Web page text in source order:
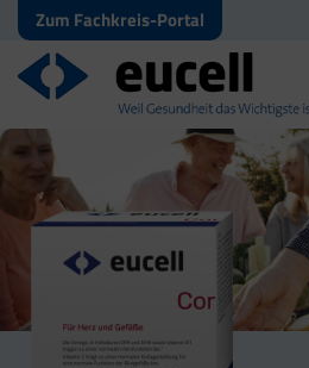
Zum Fachkreis-Portal